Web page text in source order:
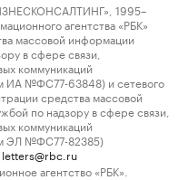
1995–
агентства «РБК»
массовой информации
в сфере связи,
коммуникаций
ИА №ФС77-63848) и сетевого
средства массовой
по надзору в сфере связи,
коммуникаций
ЭЛ №ФС77-82385)
letters@rbc.ru
агентство «РБК».